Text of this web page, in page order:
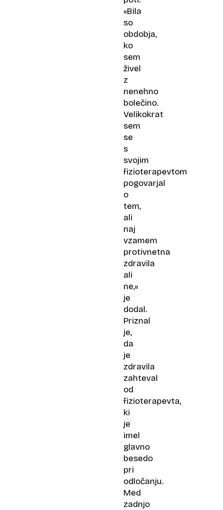
»Bila
so
obdobja,
ko
sem
živel
z
nenehno
bolečino.
Velikokrat
sem
se
s
svojim
fizioterapevtom
pogovarjal
o
tem,
ali
naj
vzamem
protivnetna
zdravila
ali
ne,«
je
dodal.
Priznal
je,
da
je
zdravila
zahteval
od
fizioterapevta,
ki
je
imel
glavno
besedo
pri
odločanju.
Med
zadnjo